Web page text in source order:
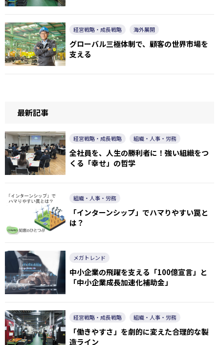
経営戦略・成長戦略 海外展開
グローバル三極体制で、顧客の世界市場を
支える
最新記事
経営戦略・成長戦略 組織・人事・労務
全社員を、人生の勝利者に！強い組織をつ
くる「幸せ」の哲学
組織・人事・労務
「インターンシップ」でハマりやすい罠と
は？
メガトレンド
中小企業の飛躍を支える「100億宣言」と
「中小企業成長加速化補助金」
経営戦略・成長戦略 組織・人事・労務
「働きやすさ」を劇的に変えた合理的な製
造ライン